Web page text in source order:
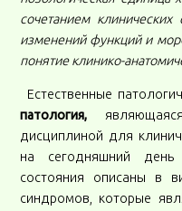
сочетанием
изменений функций и
понятие клинико-
Естественные
патология,
дисциплиной для
на сегодняшний день
состояния описаны в
синдромов, которые